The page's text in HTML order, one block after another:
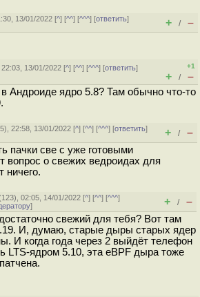
13/01/2022 [^] [^^] [^^^] [ответить]
+ / –
22:03, 13/01/2022 [^] [^^] [^^^] [ответить]
+1
+ / –
Андроиде ядро 5.8? Там обычно что-то
), 22:58, 13/01/2022 [^] [^^] [^^^] [ответить]
+ / –
пачки све с уже готовыми
вопрос о свежих ведроидах для
ничего.
123), 02:05, 14/01/2022 [^] [^^] [^^^]
] + / –
свежий для тебя? Вот там
И, думаю, старые дыры старых ядер
И когда года через 2 выйдёт телефон
LTS-ядром 5.10, эта eBPF дыра тоже